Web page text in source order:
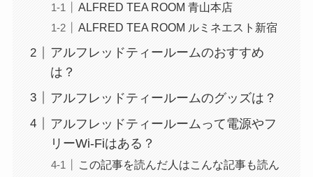
ALFRED TEA ROOM 青山本店
ALFRED TEA ROOM ルミネエスト新宿
アルフレッドティールームのおすすめ
は？
アルフレッドティールームのグッズは？
アルフレッドティールームって電源やフ
リーWi-Fiはある？
この記事を読んだ人はこんな記事も読ん